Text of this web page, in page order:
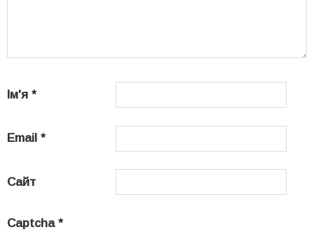
Ім'я *
Email *
Сайт
Captcha *